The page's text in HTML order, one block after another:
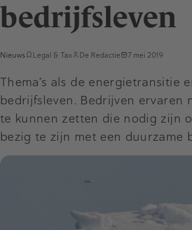
bedrijfsleven
Nieuws Legal & Tax De Redactie 7 mei 2019
Thema’s als de
bedrijfsleven. Bedrijven
te kunnen zetten die nodig zijn
bezig te zijn met een duurzame